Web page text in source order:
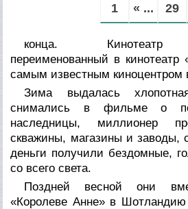
1 « ... 29
конца. Кинотеатр
переименованный в кинотеатр
самым известным киноцентром
Зима выдалась
снимались в фильме о
наследницы, миллионер
скважины, магазины и заводы,
деньги получили бездомные,
со всего света.
Поздней весной они
«Королеве Анне» в